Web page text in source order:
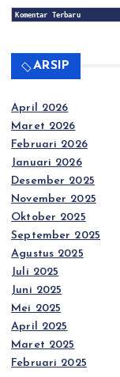
Komentar Terbaru
ARSIP
April 2026
Maret 2026
Februari 2026
Januari 2026
Desember 2025
November 2025
Oktober 2025
September 2025
Agustus 2025
Juli 2025
Juni 2025
Mei 2025
April 2025
Maret 2025
Februari 2025